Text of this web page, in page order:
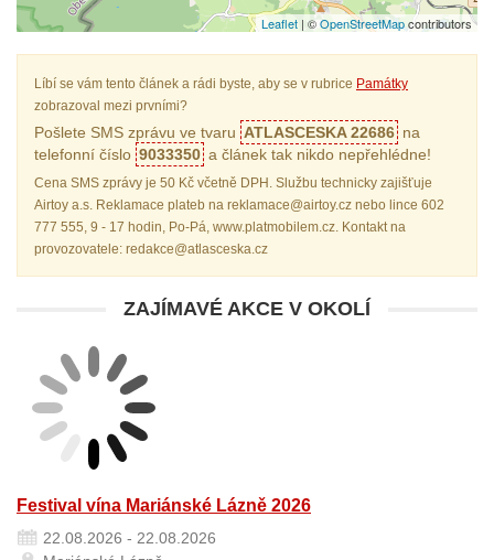
Leaflet | ©OpenStreetMapcontributors
Líbí se vám tento článek a rádi byste, aby se v rubrice Památky
zobrazoval mezi prvními?
Pošlete SMS zprávu ve tvaru ATLASCESKA 22686 na
telefonní číslo 9033350 a článek tak nikdo nepřehlédne!
Cena SMS zprávy je 50 Kč včetně DPH. Službu technicky zajišťuje
Airtoy a.s. Reklamace plateb na reklamace@airtoy.cz nebo lince 602
777 555, 9 - 17 hodin, Po-Pá, www.platmobilem.cz. Kontakt na
provozovatele: redakce@atlasceska.cz
ZAJÍMAVÉ AKCE V OKOLÍ
Festival vína Mariánské Lázně 2026
22.08.2026 - 22.08.2026